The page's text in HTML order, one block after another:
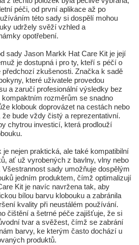
péči, od první aplikace až po
této sady si dospělí mohou
udržely svěží vzhled a
opotřebení.
sady Jason Markk Hat Care Kit je její
je dostupná i pro ty, kteří s péčí o
předchozí zkušenosti. Značka k sadě
které uživatele provedou
a zaručí profesionální výsledky bez
rozměrům se snadno
klobouk doprovázet na cestách nebo
bude vždy čistý a reprezentativní.
chytrou investicí, která prodlouží
je nejen praktická, ale také kompatibilní
ať už vyrobených z bavlny, vlny nebo
sady umožňuje dospělým
jedním produktem, čímž optimalizují
Kit je navíc navržena tak, aby
bílou barvu klobouku a zabránila
kvality při neustálém používání.
čištění a šetrné péče zajišťuje, že si
tvar a svěžest, čímž se zabrání
barvy, ke kterým často dochází u
produktů.